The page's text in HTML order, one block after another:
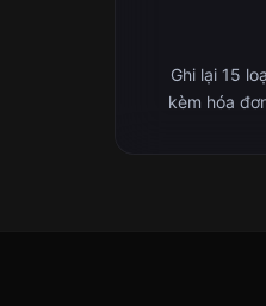
Ghi lại 15
kèm hóa